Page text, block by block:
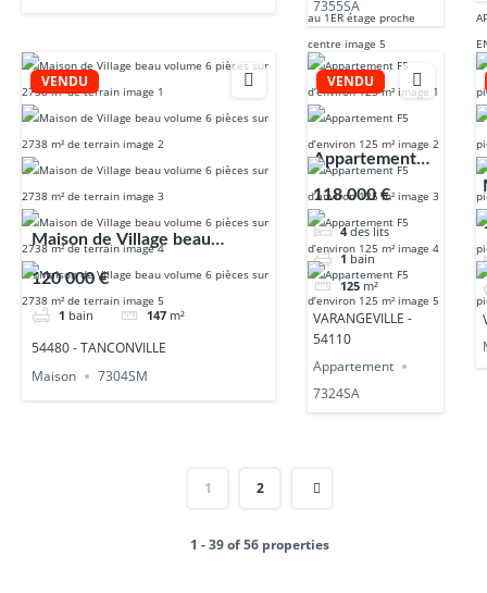
7355SA
VENDU
Maison de Village beau
volume 6 pièces sur 2738 m²
120 000 €
1 bain 147 m²
54480 - TANCONVILLE
Maison
7304SM
VENDU
Appartement
F5 d’environ
125 m²
118 000 €
4 des lits
1 bain
125 m²
VARANGEVILLE -
54110
Appartement
7324SA
1 2
1 - 39 of 56 properties